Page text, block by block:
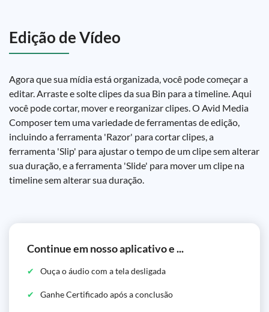
Edição de Vídeo
Agora que sua mídia está organizada, você pode começar a
editar. Arraste e solte clipes da sua Bin para a timeline. Aqui
você pode cortar, mover e reorganizar clipes. O Avid Media
Composer tem uma variedade de ferramentas de edição,
incluindo a ferramenta 'Razor' para cortar clipes, a
ferramenta 'Slip' para ajustar o tempo de um clipe sem alterar
sua duração, e a ferramenta 'Slide' para mover um clipe na
timeline sem alterar sua duração.
Continue em nosso aplicativo e ...
Ouça o áudio com a tela desligada
Ganhe Certificado após a conclusão